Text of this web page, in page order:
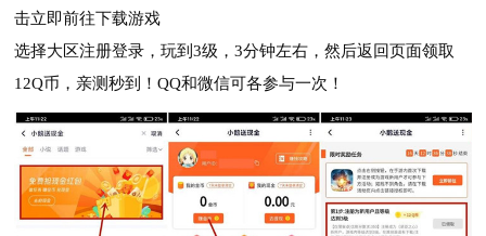
击立即前往下载游戏
选择大区注册登录，玩到3级，3分钟左右，然后返回页面领取
12Q币，亲测秒到！QQ和微信可各参与一次！